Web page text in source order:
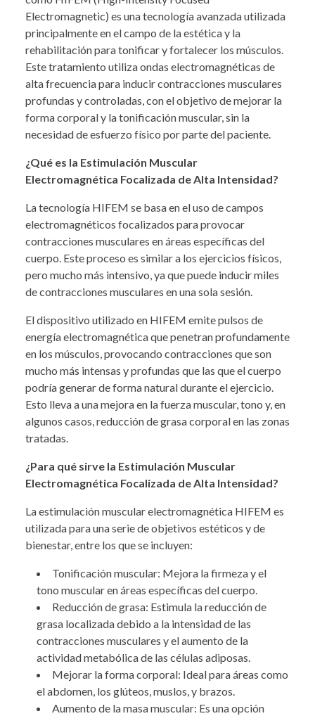
Electromagnetic) es una tecnología avanzada utilizada
principalmente en el campo de la estética y la
rehabilitación para tonificar y fortalecer los músculos.
Este tratamiento utiliza ondas electromagnéticas de
alta frecuencia para inducir contracciones musculares
profundas y controladas, con el objetivo de mejorar la
forma corporal y la tonificación muscular, sin la
necesidad de esfuerzo físico por parte del paciente.
¿Qué es la Estimulación Muscular
Electromagnética Focalizada de Alta Intensidad?
La tecnología HIFEM se basa en el uso de campos
electromagnéticos focalizados para provocar
contracciones musculares en áreas específicas del
cuerpo. Este proceso es similar a los ejercicios físicos,
pero mucho más intensivo, ya que puede inducir miles
de contracciones musculares en una sola sesión.
El dispositivo utilizado en HIFEM emite pulsos de
energía electromagnética que penetran profundamente
en los músculos, provocando contracciones que son
mucho más intensas y profundas que las que el cuerpo
podría generar de forma natural durante el ejercicio.
Esto lleva a una mejora en la fuerza muscular, tono y, en
algunos casos, reducción de grasa corporal en las zonas
tratadas.
¿Para qué sirve la Estimulación Muscular
Electromagnética Focalizada de Alta Intensidad?
La estimulación muscular electromagnética HIFEM es
utilizada para una serie de objetivos estéticos y de
bienestar, entre los que se incluyen:
Tonificación muscular: Mejora la firmeza y el
tono muscular en áreas específicas del cuerpo.
Reducción de grasa: Estimula la reducción de
grasa localizada debido a la intensidad de las
contracciones musculares y el aumento de la
actividad metabólica de las células adiposas.
Mejorar la forma corporal: Ideal para áreas como
el abdomen, los glúteos, muslos, y brazos.
Aumento de la masa muscular: Es una opción